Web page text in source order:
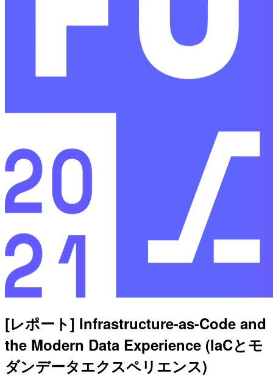
[レポート] Infrastructure-as-Code and
the Modern Data Experience (IaCとモ
ダンデータエクスペリエンス)